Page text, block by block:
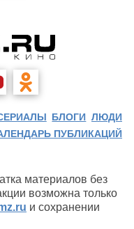
БЛОГИ ЛЮДИ
ПУБЛИКАЦИЙ
материалов без
возможна только
и сохранении